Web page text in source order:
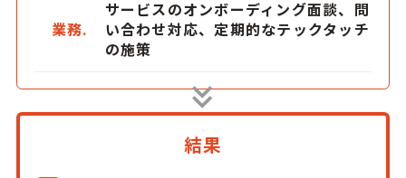
業務.
サービスのオンボーディング面談、問
い合わせ対応、定期的なテックタッチ
の施策
結果